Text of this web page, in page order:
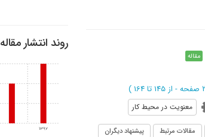
مقاله
از 145 تا 164 )
معنویت در محیط کار
مقالات مرتبط پیشنهاد دیگران
روند انتشار مقاله
1392